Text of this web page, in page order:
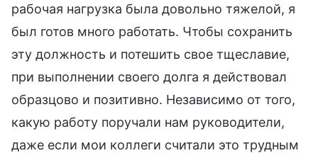
рабочая нагрузка была довольно тяжелой, я
был готов много работать. Чтобы сохранить
эту должность и потешить свое тщеславие,
при выполнении своего долга я действовал
образцово и позитивно. Независимо от того,
какую работу поручали нам руководители,
даже если мои коллеги считали это трудным